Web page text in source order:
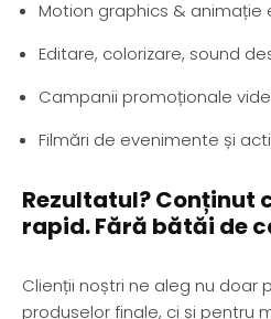
Motion graphics & animație
Editare, colorizare, sound
Campanii promoționale
Filmări de evenimente și
Rezultatul? Conținut
rapid. Fără bătăi de
Clienții noștri ne aleg nu doar
produselor finale, ci și pentru